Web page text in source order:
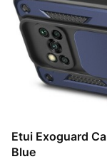
Etui Exoguard
Blue